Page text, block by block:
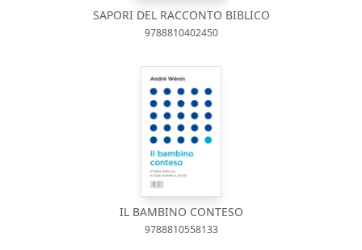
SAPORI DEL RACCONTO BIBLICO
9788810402450
IL BAMBINO CONTESO
9788810558133